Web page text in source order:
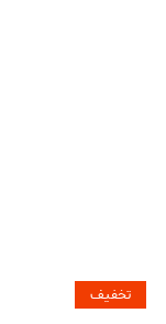
تخفیف